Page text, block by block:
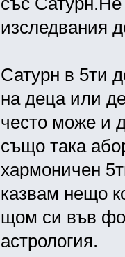
изследвания
Сатурн в 5ти
на деца или
често може и
също така
хармоничен
казвам нещо
щом си във
астрология.